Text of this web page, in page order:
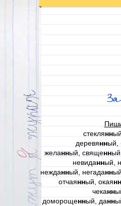
стеклянн
деревянный,
желанный, священн
невиданный,
нежданный, негаданн
отчаянный, окаянн
чеканн
доморощенный, данн